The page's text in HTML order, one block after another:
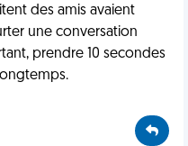
des amis avaient
une conversation
prendre 10 secondes